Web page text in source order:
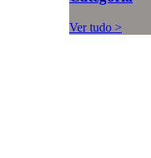
Ver tudo >